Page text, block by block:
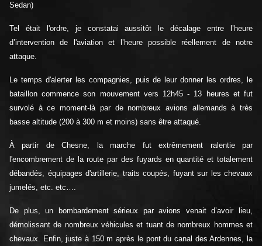
Sedan)
Tel était l'ordre, je constatai aussitôt le décalage entre l’heure
d’intervention de l'aviation et l’heure possible réellement de notre
attaque.
Le temps d'alerter les compagnies, puis de leur donner les ordres, le
bataillon commence son mouvement vers 12h45 - 13 heures et fut
survolé à ce moment-là par de nombreux avions allemands à très
basse altitude (200 à 300 m et moins) sans être attaqué.
À partir de Chesne, la marche fut extrêmement ralentie par
l'encombrement de la route par des fuyards en quantité et totalement
débandés, équipages d'artillerie, traits coupés, fuyant sur les chevaux
jumelés, etc. etc….
De plus, un bombardement sérieux par avions venait d’avoir lieu,
démolissant de nombreux véhicules et tuant de nombreux hommes et
chevaux. Enfin, juste à 150 m après le pont du canal des Ardennes, la